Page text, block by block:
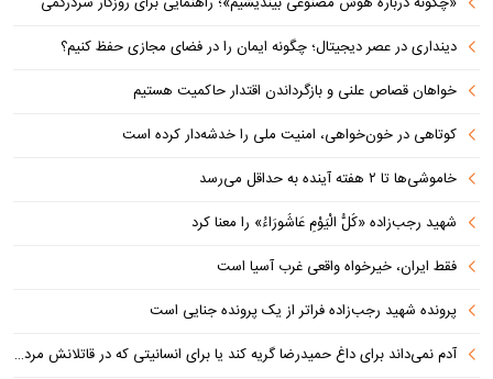
دینداری در عصر دیجیتال؛ چگونه ایمان را در فضای مجازی حفظ کنیم؟
خواهان قصاص علنی و بازگرداندن اقتدار حاکمیت هستیم
کوتاهی در خون‌خواهی، امنیت ملی را خدشه‌دار کرده است
خاموشی‌ها تا ۲ هفته آینده به حداقل می‌رسد
شهید رجب‌زاده «کُلُّ الْیَوْمِ عَاشُورَاءُ» را معنا کرد
فقط ایران، خیرخواه واقعی غرب آسیا است
پرونده شهید رجب‌زاده فراتر از یک پرونده جنایی است
آدم نمی‌داند برای داغ حمیدرضا گریه کند یا برای انسانیتی که در قاتلانش مرده است